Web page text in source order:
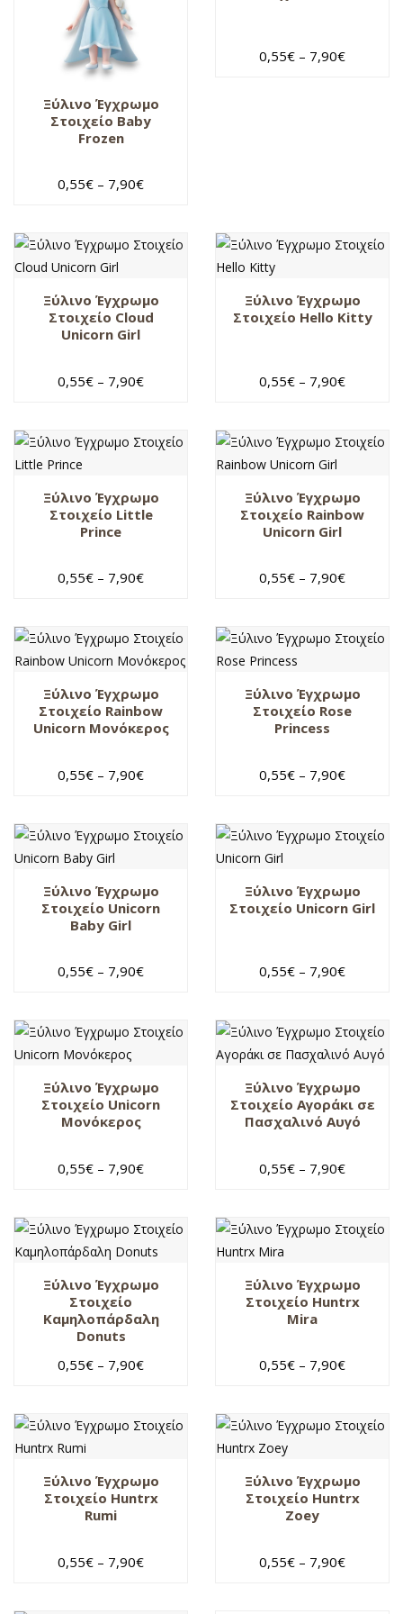
ελάφι
ελέφαντας
Κοριτσάκι
Κορίτσι
Κύκνος
λιοντάρι
Ματάκι
Με ονόματα
μπομπονιέρα
Ομάδες
ουράνιο τόξο
Παιδικοί
χαρακτήρες
πρίγκιπας
πριγκίπισσα
Τίγρης
τρενάκι
χριστουγεννιάτικο
χριστουγεννιάτικο
Ξύλινο Έγχρωμο
Στοιχείο Baby
Frozen
0,55€ – 7,90€
0,55€ – 7,90€
Ξύλινο Έγχρωμο
Στοιχείο Cloud
Unicorn Girl
0,55€ – 7,90€
Ξύλινο Έγχρωμο
Στοιχείο Hello Kitty
0,55€ – 7,90€
Ξύλινο Έγχρωμο
Στοιχείο Little
Prince
0,55€ – 7,90€
Ξύλινο Έγχρωμο
Στοιχείο Rainbow
Unicorn Girl
0,55€ – 7,90€
Ξύλινο Έγχρωμο
Στοιχείο Rainbow
Unicorn Μονόκερος
0,55€ – 7,90€
Ξύλινο Έγχρωμο
Στοιχείο Rose
Princess
0,55€ – 7,90€
Ξύλινο Έγχρωμο
Στοιχείο Unicorn
Baby Girl
0,55€ – 7,90€
Ξύλινο Έγχρωμο
Στοιχείο Unicorn Girl
0,55€ – 7,90€
Ξύλινο Έγχρωμο
Στοιχείο Unicorn
Μονόκερος
0,55€ – 7,90€
Ξύλινο Έγχρωμο
Στοιχείο Αγοράκι σε
Πασχαλινό Αυγό
0,55€ – 7,90€
Ξύλινο Έγχρωμο
Στοιχείο
Καμηλοπάρδαλη
Donuts
0,55€ – 7,90€
Ξύλινο Έγχρωμο
Στοιχείο Huntrx
Mira
0,55€ – 7,90€
Ξύλινο Έγχρωμο
Στοιχείο Huntrx
Rumi
0,55€ – 7,90€
Ξύλινο Έγχρωμο
Στοιχείο Huntrx
Zoey
0,55€ – 7,90€